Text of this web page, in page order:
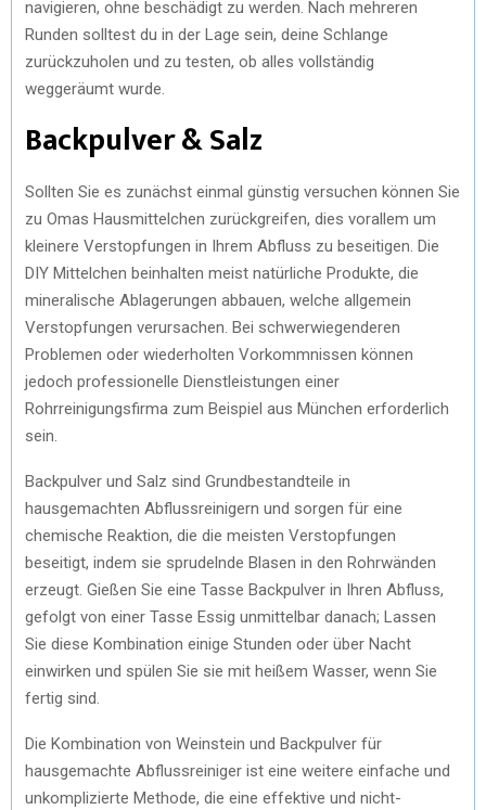
navigieren, ohne beschädigt zu werden. Nach mehreren
Runden solltest du in der Lage sein, deine Schlange
zurückzuholen und zu testen, ob alles vollständig
weggeräumt wurde.
Backpulver & Salz
Sollten Sie es zunächst einmal günstig versuchen können Sie
zu Omas Hausmittelchen zurückgreifen, dies vorallem um
kleinere Verstopfungen in Ihrem Abfluss zu beseitigen. Die
DIY Mittelchen beinhalten meist natürliche Produkte, die
mineralische Ablagerungen abbauen, welche allgemein
Verstopfungen verursachen. Bei schwerwiegenderen
Problemen oder wiederholten Vorkommnissen können
jedoch professionelle Dienstleistungen einer
Rohrreinigungsfirma zum Beispiel aus München erforderlich
sein.
Backpulver und Salz sind Grundbestandteile in
hausgemachten Abflussreinigern und sorgen für eine
chemische Reaktion, die die meisten Verstopfungen
beseitigt, indem sie sprudelnde Blasen in den Rohrwänden
erzeugt. Gießen Sie eine Tasse Backpulver in Ihren Abfluss,
gefolgt von einer Tasse Essig unmittelbar danach; Lassen
Sie diese Kombination einige Stunden oder über Nacht
einwirken und spülen Sie sie mit heißem Wasser, wenn Sie
fertig sind.
Die Kombination von Weinstein und Backpulver für
hausgemachte Abflussreiniger ist eine weitere einfache und
unkomplizierte Methode, die eine effektive und nicht-